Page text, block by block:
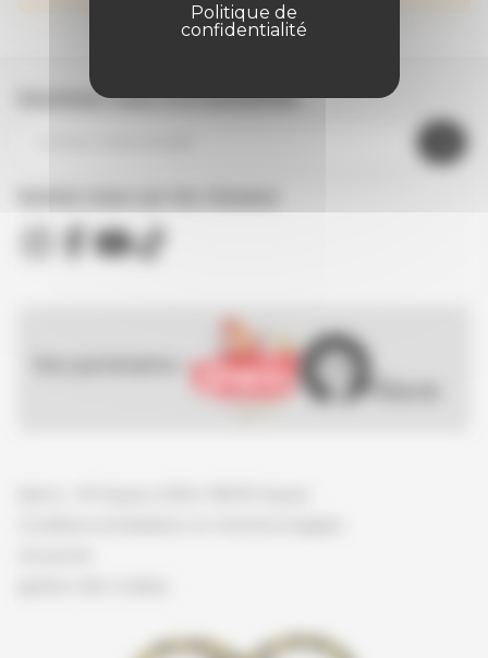
Politique de
confidentialité
Inscrivez-vous à la newsletter